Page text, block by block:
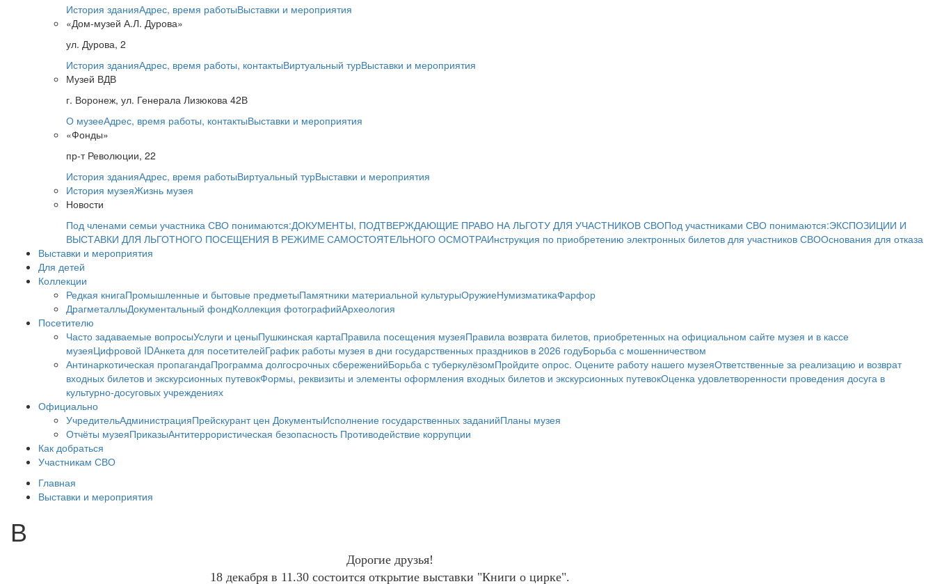
История зданияАдрес, время работыВыставки и мероприятия
«Дом-музей А.Л. Дурова»
ул. Дурова, 2
История зданияАдрес, время работы, контактыВиртуальный турВыставки и мероприятия
Музей ВДВ
г. Воронеж, ул. Генерала Лизюкова 42В
О музееАдрес, время работы, контактыВыставки и мероприятия
«Фонды»
пр-т Революции, 22
История зданияАдрес, время работыВиртуальный турВыставки и мероприятия
История музеяЖизнь музея
Новости
Под членами семьи участника СВО понимаются:ДОКУМЕНТЫ, ПОДТВЕРЖДАЮЩИЕ ПРАВО НА ЛЬГОТУ ДЛЯ УЧАСТНИКОВ СВОПод участниками СВО понимаются:ЭКСПОЗИЦИИ И
ВЫСТАВКИ ДЛЯ ЛЬГОТНОГО ПОСЕЩЕНИЯ В РЕЖИМЕ САМОСТОЯТЕЛЬНОГО ОСМОТРАИнструкция по приобретению электронных билетов для участников СВООснования для отказа
Выставки и мероприятия
Для детей
Коллекции
Редкая книгаПромышленные и бытовые предметыПамятники материальной культурыОружиеНумизматикаФарфор
ДрагметаллыДокументальный фондКоллекция фотографийАрхеология
Посетителю
Часто задаваемые вопросыУслуги и ценыПушкинская картаПравила посещения музеяПравила возврата билетов, приобретенных на официальном сайте музея и в кассе
музеяЦифровой IDАнкета для посетителейГрафик работы музея в дни государственных праздников в 2026 годуБорьба с мошенничеством
Антинаркотическая пропагандаПрограмма долгосрочных сбереженийБорьба с туберкулёзомПройдите опрос. Оцените работу нашего музеяОтветственные за реализацию и возврат
входных билетов и экскурсионных путевокФормы, реквизиты и элементы оформления входных билетов и экскурсионных путевокОценка удовлетворенности проведения досуга в
культурно-досуговых учреждениях
Официально
УчредительАдминистрацияПрейскурант цен ДокументыИсполнение государственных заданийПланы музея
Отчёты музеяПриказыАнтитеррористическая безопасность Противодействие коррупции
Как добраться
Участникам СВО
Главная
Выставки и мероприятия
В
Дорогие друзья!
18 декабря в 11.30 состоится открытие выставки "Книги о цирке".